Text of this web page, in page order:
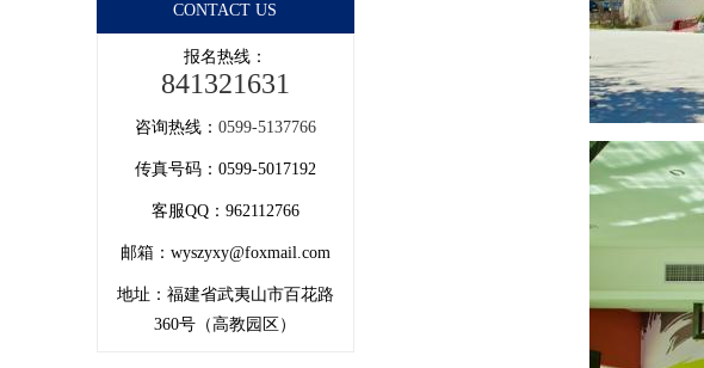
CONTACT US
报名热线：
841321631
咨询热线： 0599-5137766
传真号码：0599-5017192
客服QQ：962112766
邮箱：wyszyxy@foxmail.com
地址：福建省武夷山市百花路
360号（高教园区）